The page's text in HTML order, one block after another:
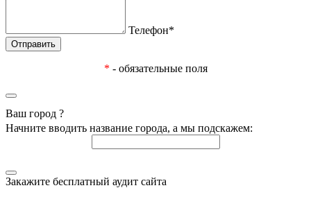
Телефон*
* - обязательные поля
Ваш город ?
Начните вводить название города, а мы подскажем:
Закажите бесплатный аудит сайта